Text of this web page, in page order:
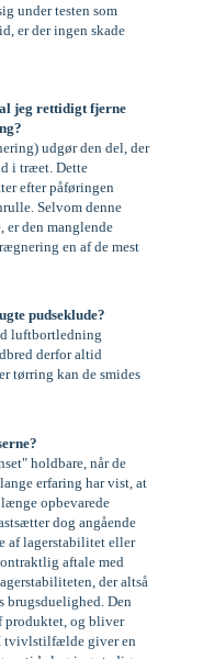
under testen som
er der ingen skade
jeg rettidigt fjerne
udgør den del, der
i træet. Dette
efter påføringen
Selvom denne
den manglende
en af de mest
pudseklude?
luftbortledning
derfor altid
tørring kan de smides
holdbare, når de
erfaring har vist, at
opbevarede
dog angående
af lagerstabilitet eller
aftale med
der altså
brugsduelighed. Den
produktet, og bliver
tvivlstilfælde giver en